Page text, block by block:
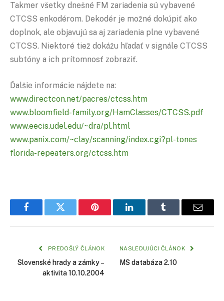
Takmer všetky dnešné FM zariadenia sú vybavené
CTCSS enkodérom. Dekodér je možné dokúpiť ako
doplnok, ale objavujú sa aj zariadenia plne vybavené
CTCSS. Niektoré tiež dokážu hľadať v signále CTCSS
subtóny a ich prítomnosť zobraziť.
Ďalšie informácie nájdete na:
www.directcon.net/pacres/ctcss.htm
www.bloomfield-family.org/HamClasses/CTCSS.pdf
www.eecis.udel.edu/~dra/pl.html
www.panix.com/~clay/scanning/index.cgi?pl-tones
florida-repeaters.org/ctcss.htm
FacebookTwitter Pinterest LinkedInTumblr Email
PREDOŠLÝ ČLÁNOK
Slovenské hrady a zámky –
aktivita 10.10.2004
NASLEDUJÚCI ČLÁNOK
MS databáza 2.10